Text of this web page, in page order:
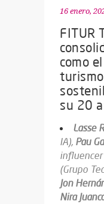
16 enero,
FITUR
como
su 20
Lasse
IA), Pau
influencer
(Grupo
Jon
Nira